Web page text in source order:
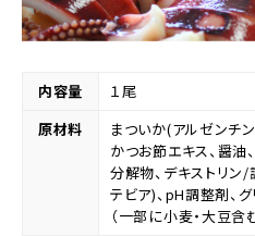
内容量
１尾
原材料
まついか(アルゼンチ
かつお節エキス、醤油
分解物、デキストリン
テビア)、pH調整剤、
（一部に小麦・大豆含